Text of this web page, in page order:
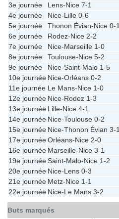
3e journée
Lens-Nice 7-1
4e journée
Nice-Lille 0-6
5e journée
Thonon Évian-Nice 0-1
6e journée
Rodez-Nice 2-2
7e journée
Nice-Marseille 1-0
8e journée
Toulouse-Nice 5-2
9e journée
Nice-Saint-Malo 1-5
10e journée Nice-Orléans 0-2
11e journée Le Mans-Nice 1-0
12e journée Nice-Rodez 1-3
13e journée Lille-Nice 4-1
14e journée Nice-Toulouse 0-2
15e journée Nice-Thonon Évian 3-1
17e journéeOrléans-Nice 2-0
16e journée Marseille-Nice 3-1
19e journéeSaint-Malo-Nice 1-2
20e journée Nice-Lens 0-3
21e journée Metz-Nice 1-1
22e journée Nice-Le Mans 3-2
Buts marqués